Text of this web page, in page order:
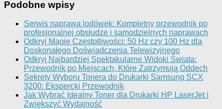
Podobne wpisy
Serwis naprawa lodówek: Kompletny przewodnik po
profesjonalnej obsłudze i samodzielnych naprawach
Odkryj Magię Częstotliwości: 50 Hz czy 100 Hz dla
Doskonałego Doświadczenia Telewizyjnego
Odkryj Najbardziej Spektakularne Widoki Świata:
Przewodnik po Miejscach, Które Zatrzymują Oddech
Sekrety Wyboru Tonera do Drukarki Samsung SCX
3200: Ekspercki Przewodnik
Jak Wybrać Idealny Toner dla Drukarki HP LaserJet i
Zwiększyć Wydajność